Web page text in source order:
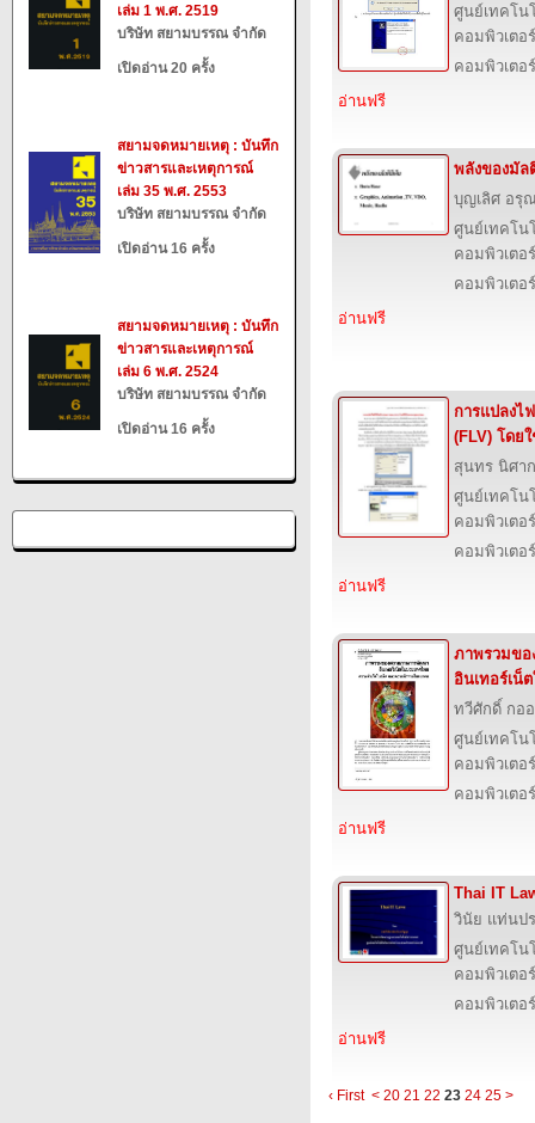
เล่ม 1 พ.ศ. 2519
บริษัท สยามบรรณ จำกัด
เปิดอ่าน 20 ครั้ง
สยามจดหมายเหตุ : บันทึก
ข่าวสารและเหตุการณ์
เล่ม 35 พ.ศ. 2553
บริษัท สยามบรรณ จำกัด
เปิดอ่าน 16 ครั้ง
สยามจดหมายเหตุ : บันทึก
ข่าวสารและเหตุการณ์
เล่ม 6 พ.ศ. 2524
บริษัท สยามบรรณ จำกัด
เปิดอ่าน 16 ครั้ง
ศูนย์เทคโน
คอมพิวเตอ
คอมพิวเตอร์
อ่านฟรี
พลังของมัล
บุญเลิศ อรุ
ศูนย์เทคโน
คอมพิวเตอ
คอมพิวเตอร์
อ่านฟรี
การแปลงไ
(FLV) โดย
สุนทร นิศา
ศูนย์เทคโน
คอมพิวเตอ
คอมพิวเตอร์
อ่านฟรี
ภาพรวมข
อินเทอร์เน็
ทวีศักดิ์ กอ
ศูนย์เทคโน
คอมพิวเตอ
คอมพิวเตอร์
อ่านฟรี
Thai IT
วินัย แท่นป
ศูนย์เทคโน
คอมพิวเตอ
คอมพิวเตอร์
อ่านฟรี
‹ First < 20 21 22 23 24 25 >